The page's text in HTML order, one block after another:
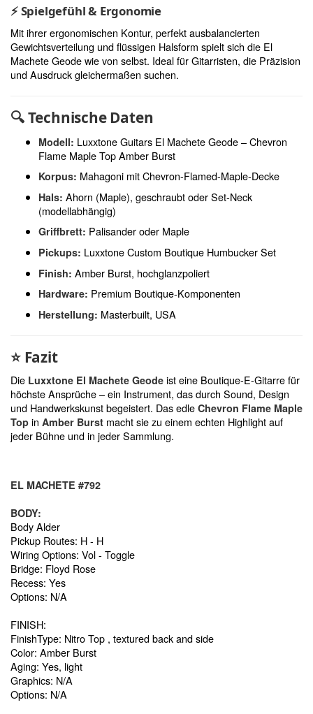
⚡Spielgefühl & Ergonomie
Mit ihrer ergonomischen Kontur, perfekt ausbalancierten
Gewichtsverteilung und flüssigen Halsform spielt sich die El
Machete Geode wie von selbst. Ideal für Gitarristen, die Präzision
und Ausdruck gleichermaßen suchen.
🔍Technische Daten
Modell: Luxxtone Guitars El Machete Geode – Chevron
Flame Maple Top Amber Burst
Korpus: Mahagoni mit Chevron-Flamed-Maple-Decke
Hals: Ahorn (Maple), geschraubt oder Set-Neck
(modellabhängig)
Griffbrett: Palisander oder Maple
Pickups: Luxxtone Custom Boutique Humbucker Set
Finish: Amber Burst, hochglanzpoliert
Hardware: Premium Boutique-Komponenten
Herstellung: Masterbuilt, USA
⭐ Fazit
Die Luxxtone El Machete Geode ist eine Boutique-E-Gitarre für
höchste Ansprüche – ein Instrument, das durch Sound, Design
und Handwerkskunst begeistert. Das edle Chevron Flame Maple
Top in Amber Burst macht sie zu einem echten Highlight auf
jeder Bühne und in jeder Sammlung.
EL MACHETE #792
BODY:
Body Alder
Pickup Routes: H - H
Wiring Options: Vol - Toggle
Bridge: Floyd Rose
Recess: Yes
Options: N/A
FINISH:
FinishType: Nitro Top , textured back and side
Color: Amber Burst
Aging: Yes, light
Graphics: N/A
Options: N/A